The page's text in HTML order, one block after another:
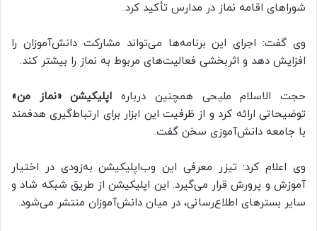
شوراهای اقامه نماز در مدارس تأکید کرد.
وی گفت: اجرای این برنامه‌ها می‌تواند مشارکت دانش‌آموزان را
افزایش دهد و اثربخشی فعالیت‌های مربوط به نماز را بیشتر کند.
حجت الاسلام ملیحی همچنین دربارهاپلیکیشن «نماز من»
توضیحاتی ارائه کرد و از ظرفیت این ابزار برای ارتباط‌گیری هدفمند
با جامعه دانش‌آموزی سخن گفت.
وی اعلام کرد: تیزر معرفی این وب‌اپلیکیشن به‌زودی در اختیار
آموزش و پرورش قرار می‌گیرد. این اپلیکیشن از طریق شبکه شاد و
سایر بسترهای اطلاع‌رسانی، در میان دانش‌آموزان منتشر می‌شود.